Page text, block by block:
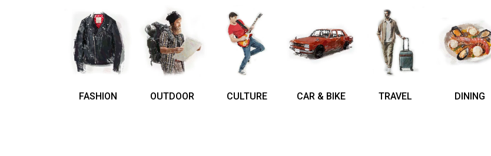
FASHION OUTDOOR CULTURE CAR & BIKE TRAVEL DINING